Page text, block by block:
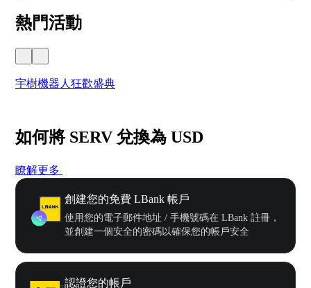
熱門活動
宇樹機器人狂歡盛典
如何將 SERV 兌換為 USD
瞭解更多
創建您的免費 LBank 帳戶
使用您的電子郵件地址 / 手機號碼在 LBank 註冊，
並創建一個安全的密碼以確保您的帳戶安全
認證您的帳戶